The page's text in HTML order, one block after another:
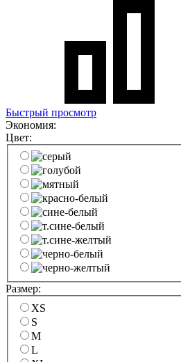
Быстрый просмотр
Экономия:
Цвет:
Размер:
XS
S
M
L